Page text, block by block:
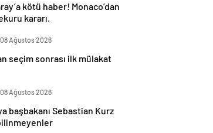
kötü haber! Monaco’dan
kararı.
08 Ağustos 2026
seçim sonrası ilk mülakat
08 Ağustos 2026
başbakanı Sebastian Kurz